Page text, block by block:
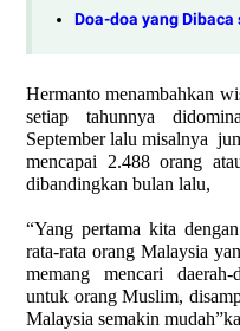
Doa-doa yang
Hermanto menambahkan
setiap tahunnya
September lalu misalnya
mencapai 2.488 orang
dibandingkan bulan lalu,
“Yang pertama kita
rata-rata orang Malaysia
memang mencari
untuk orang Muslim,
Malaysia semakin